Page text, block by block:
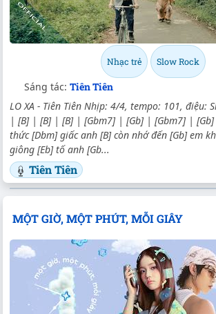
Nhạc trẻ Slow Rock
Sáng tác: Tiên Tiên
LO XA - Tiên Tiên Nhịp: 4/4, tempo: 101, điệu:
| [B] | [B] | [B] | [Gbm7] | [Gb] | [Gbm7] |
thức [Dbm] giấc anh [B] còn nhớ đến [Gb] em
giông [Eb] tố anh [Gb...
Tiên Tiên
MỘT GIỜ, MỘT PHÚT, MỖI GIÂY